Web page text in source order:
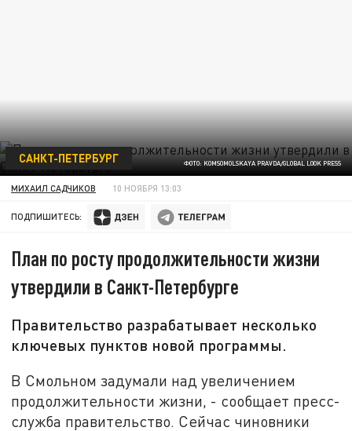
ФОТО: KOMSOMOLSKAYA PRAVDA/GLOBAL LOOK PRESS
САНКТ-ПЕТЕРБУРГ
МИХАИЛ САДЧИКОВ 10 НОЯБРЯ 13:03
ПОДПИШИТЕСЬ:
План по росту продолжительности жизни
утвердили в Санкт-Петербурге
Правительство разрабатывает несколько
ключевых пунктов новой программы.
В Смольном задумали над увеличением
продолжительности жизни, - сообщает пресс-
служба правительство. Сейчас чиновники